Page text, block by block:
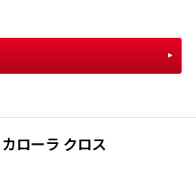
カローラ クロス